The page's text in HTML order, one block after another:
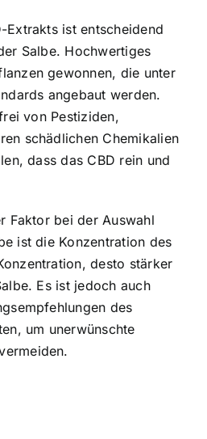
Extrakts ist entscheidend
Salbe. Hochwertiges
gewonnen, die unter
angebaut werden.
von Pestiziden,
schädlichen Chemikalien
dass das CBD rein und
Faktor bei der Auswahl
ist die Konzentration des
desto stärker
Es ist jedoch auch
des
um unerwünschte